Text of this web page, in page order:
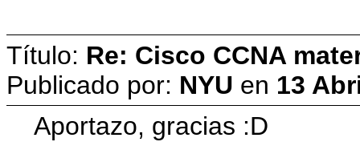
Título: Re: Cisco CCNA
Publicado por: NYU en 13
Aportazo, gracias :D